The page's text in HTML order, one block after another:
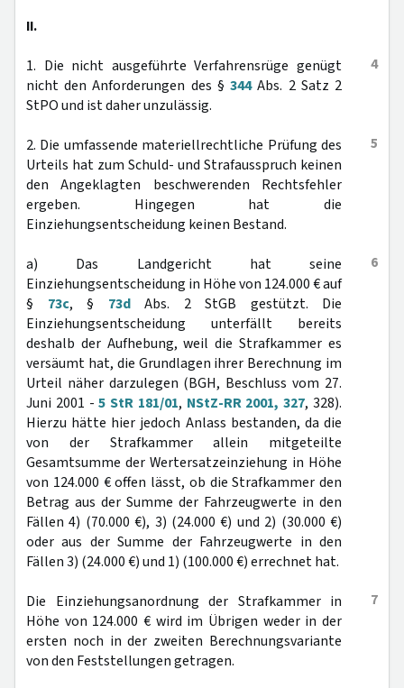
II.
4
1. Die nicht ausgeführte Verfahrensrüge genügt
nicht den Anforderungen des §344Abs. 2 Satz 2
StPO und ist daher unzulässig.
5
2. Die umfassende materiellrechtliche Prüfung des
Urteils hat zum Schuld- und Strafausspruch keinen
den Angeklagten beschwerenden Rechtsfehler
ergeben. Hingegen hat die
Einziehungsentscheidung keinen Bestand.
6
a) Das Landgericht hat seine
Einziehungsentscheidung in Höhe von 124.000 € auf
§ 73c, § 73dAbs. 2 StGB gestützt. Die
Einziehungsentscheidung unterfällt bereits
deshalb der Aufhebung, weil die Strafkammer es
versäumt hat, die Grundlagen ihrer Berechnung im
Urteil näher darzulegen (BGH, Beschluss vom 27.
Juni 2001 -5 StR 181/01, NStZ-RR 2001, 327, 328).
Hierzu hätte hier jedoch Anlass bestanden, da die
von der Strafkammer allein mitgeteilte
Gesamtsumme der Wertersatzeinziehung in Höhe
von 124.000 € offen lässt, ob die Strafkammer den
Betrag aus der Summe der Fahrzeugwerte in den
Fällen 4) (70.000 €), 3) (24.000 €) und 2) (30.000 €)
oder aus der Summe der Fahrzeugwerte in den
Fällen 3) (24.000 €) und 1) (100.000 €) errechnet hat.
7
Die Einziehungsanordnung der Strafkammer in
Höhe von 124.000 € wird im Übrigen weder in der
ersten noch in der zweiten Berechnungsvariante
von den Feststellungen getragen.